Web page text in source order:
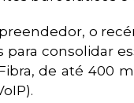
o
consolidar
de até 400